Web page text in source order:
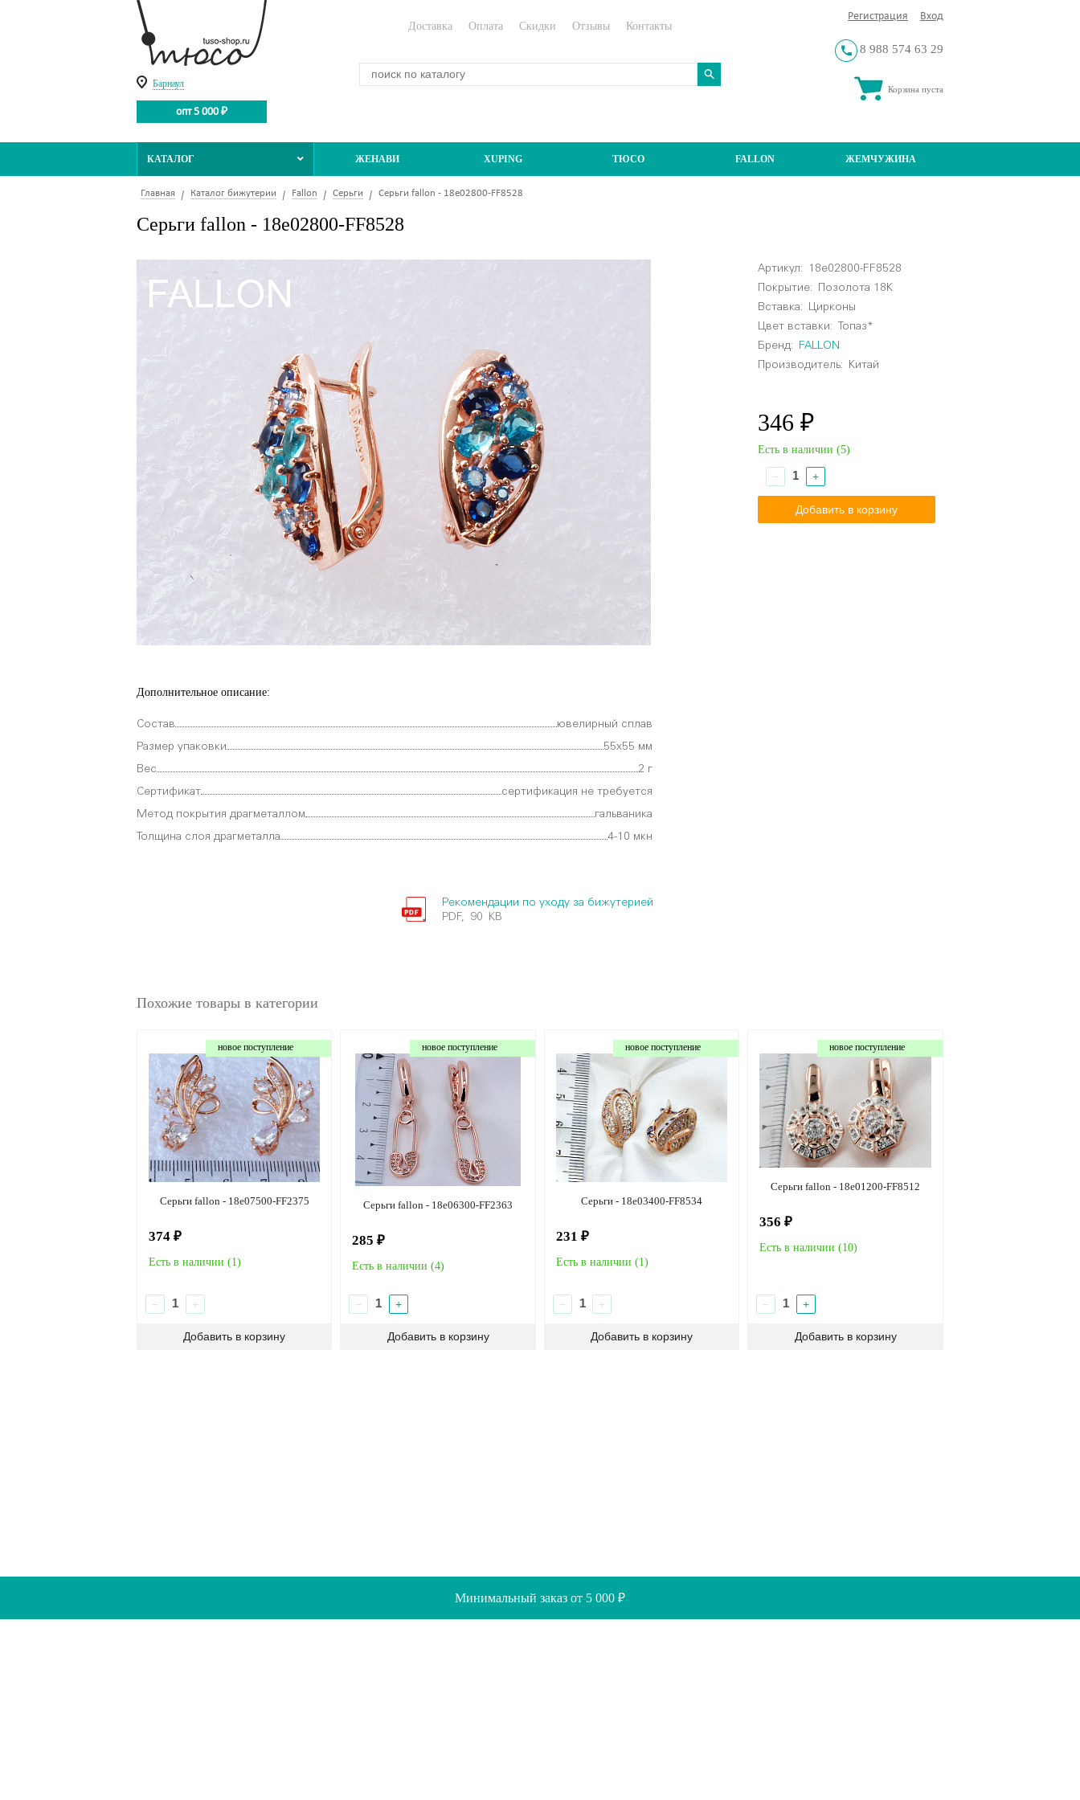
Барнаул
опт 5 000 ₽
Регистрация Вход
8 988 574 63 29
Корзина пуста
Минимальный заказ от 5 000 ₽
Доставка Оплата Скидки Отзывы Контакты
КАТАЛОГ ЖЕНАВИ XUPING ТЮСО FALLON ЖЕМЧУЖИНА
Главная Каталог бижутерии Fallon Серьги Серьги fallon - 18e02800-FF8528
Серьги fallon - 18e02800-FF8528
Артикул:
18e02800-FF8528
Покрытие: Позолота 18К
Вставка: Цирконы
Цвет вставки:
Топаз*
Бренд:
FALLON
Производитель: Китай
346 ₽
Есть в наличии (5)
− +
Дополнительное описание:
Состав ювелирный сплав
Размер упаковки 55х55 мм
Вес 2 г
Сертификат сертификация не требуется
Метод покрытия драгметаллом гальваника
Толщина слоя драгметалла 4-10 мкн
Рекомендации по уходу за бижутерией
PDF, 90 KB
Похожие товары в категории
новое поступление
Серьги fallon - 18e07500-FF2375
374 ₽
Есть в наличии (1)
− +
новое поступление
Серьги fallon - 18e06300-FF2363
285 ₽
Есть в наличии (4)
− +
новое поступление
Серьги - 18e03400-FF8534
231 ₽
Есть в наличии (1)
− +
новое поступление
Серьги fallon - 18e01200-FF8512
356 ₽
Есть в наличии (10)
− +